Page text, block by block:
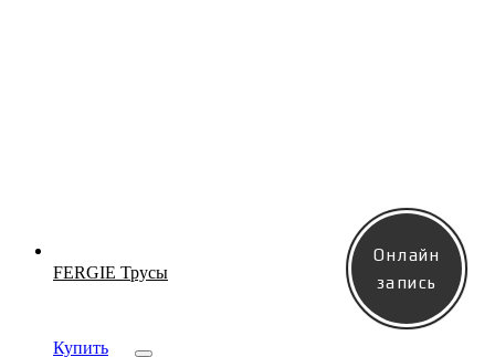
FERGIE Трусы
Купить
Онлайн
запись